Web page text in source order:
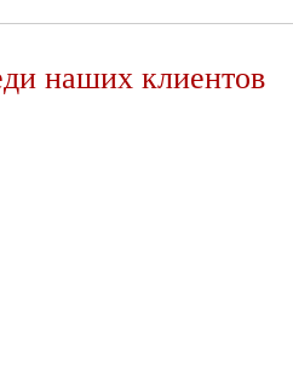
наших клиентов